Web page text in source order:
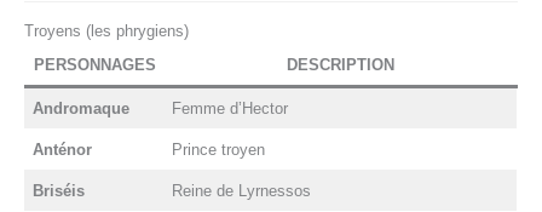
Troyens (les phrygiens)
PERSONNAGES DESCRIPTION
Andromaque Femme d’Hector
Anténor Prince troyen
Briséis Reine de Lyrnessos